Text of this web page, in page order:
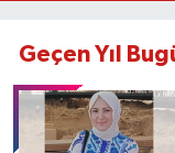
Geçen Yıl